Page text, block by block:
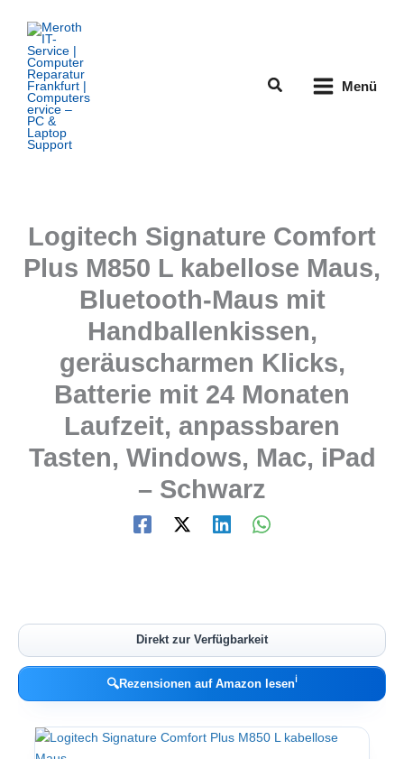
Inhalt
springen
Suchen Menü
Logitech Signature Comfort
Plus M850 L kabellose Maus,
Bluetooth-Maus mit
Handballenkissen,
geräuscharmen Klicks,
Batterie mit 24 Monaten
Laufzeit, anpassbaren
Tasten, Windows, Mac, iPad
– Schwarz
Direkt zur Verfügbarkeit
🔍Rezensionen auf Amazon lesenℹ︎